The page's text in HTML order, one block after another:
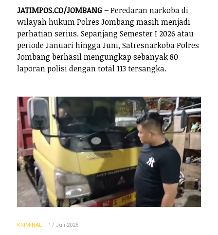
JATIMPOS.CO/JOMBANG –Peredaran narkoba di
wilayah hukum Polres Jombang masih menjadi
perhatian serius. Sepanjang Semester I 2026 atau
periode Januari hingga Juni, Satresnarkoba Polres
Jombang berhasil mengungkap sebanyak 80
laporan polisi dengan total 113 tersangka.
KRIMINAL 17 Juli 2026